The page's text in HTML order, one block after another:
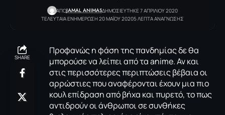
ΑΠΟJAMAL ANIMASΔΗΜΟΣΙΕΥΤΗΚΕ 7 ΑΠΡΙΛΙΟΥ 2020
ΤΕΛΕΥΤΑΙΑ ΕΝΗΜΕΡΩΣΗ 20 ΜΑΪΟΥ 20205 ΛΕΠΤΑ ΑΝΑΓΝΩΣΗΣ
SHARE
Προφανώς η φάση της πανδημίας δε θα
μπορούσε να λείπει από τα anime. Αν και
στις περισσότερες περιπτώσεις βέβαια οι
αρρώστιες που αναφέρονται έχουν μια πιο
κουλ επίδραση από βήχα και πυρετό, το πως
αντιδρούν οι άνθρωποι σε συνθήκες